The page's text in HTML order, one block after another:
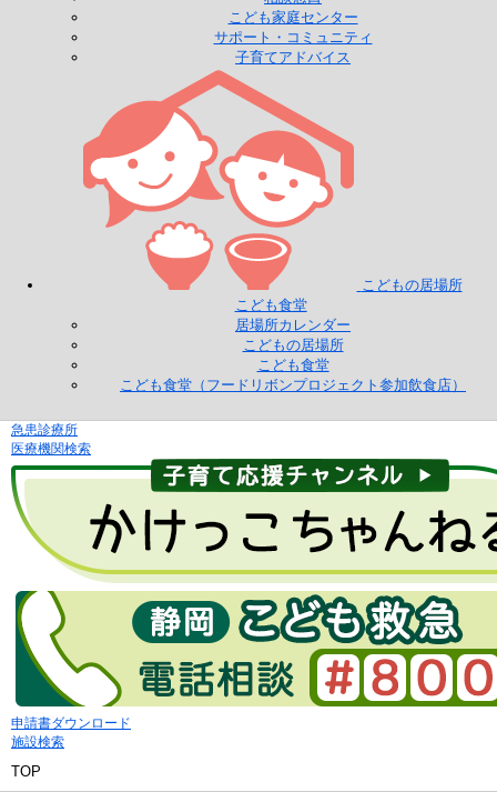
こども家庭センター
サポート・コミュニティ
子育てアドバイス
こどもの居場所
こども食堂
居場所カレンダー
こどもの居場所
こども食堂
こども食堂（フードリボンプロジェクト参加飲食店）
急患診療所
医療機関検索
申請書ダウンロード
施設検索
TOP